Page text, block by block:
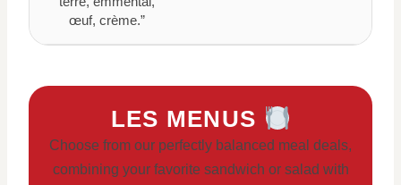
œuf, crème.”
LES MENUS
Choose from our perfectly balanced meal deals,
combining your favorite sandwich or salad with